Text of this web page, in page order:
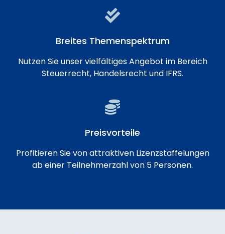
Breites Themenspektrum
Nutzen Sie unser vielfältiges Angebot im Bereich
Steuerrecht, Handelsrecht und IFRS.
Preisvorteile
Profitieren Sie von attraktiven Lizenzstaffelungen
ab einer Teilnehmerzahl von 5 Personen.